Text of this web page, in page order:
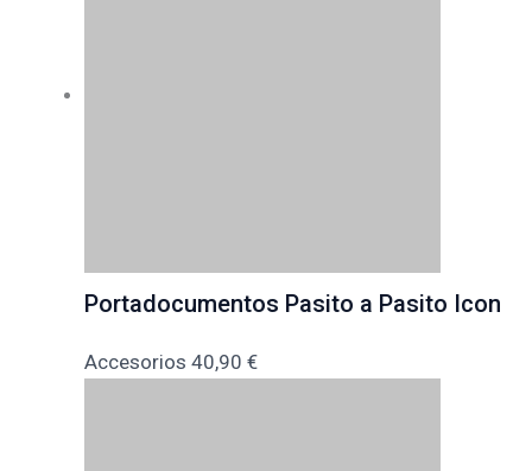
Portadocumentos Pasito a Pasito Icon
Accesorios 40,90 €